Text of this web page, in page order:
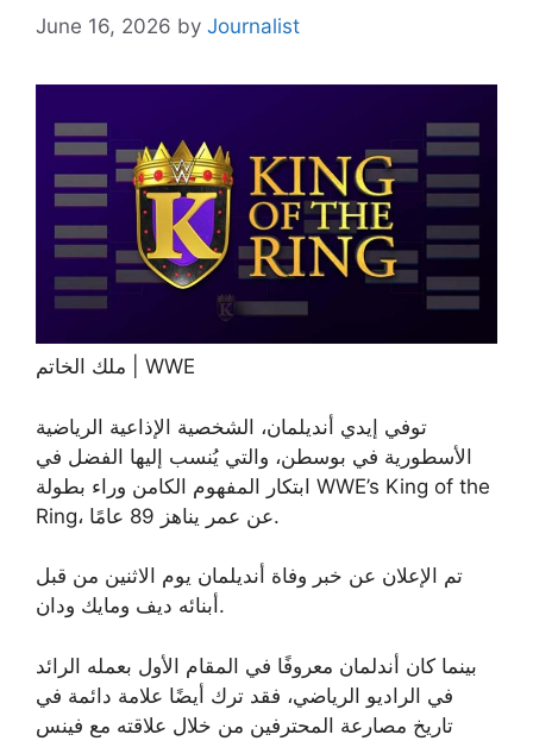
June 16, 2026 by Journalist
ملك الخاتم | WWE
توفي إيدي أنديلمان، الشخصية الإذاعية الرياضية
الأسطورية في بوسطن، والتي يُنسب إليها الفضل في
ابتكار المفهوم الكامن وراء بطولة WWE’s King of the
Ring، عن عمر يناهز 89 عامًا.
تم الإعلان عن خبر وفاة أنديلمان يوم الاثنين من قبل
أبنائه ديف ومايك ودان.
بينما كان أندلمان معروفًا في المقام الأول بعمله الرائد
في الراديو الرياضي، فقد ترك أيضًا علامة دائمة في
تاريخ مصارعة المحترفين من خلال علاقته مع فينس